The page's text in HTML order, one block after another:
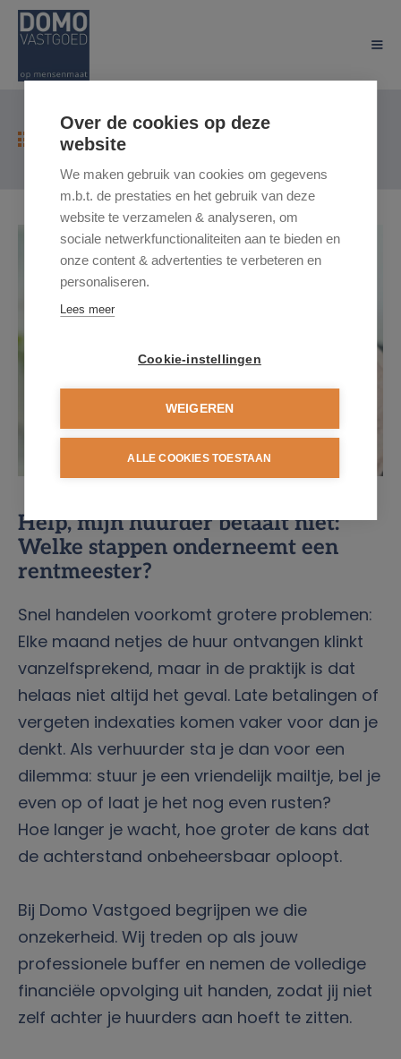
Terug naar overzicht
Help, mijn huurder betaalt niet:
Welke stappen onderneemt een
rentmeester?
Snel handelen voorkomt grotere problemen:
Elke maand netjes de huur ontvangen klinkt
vanzelfsprekend, maar in de praktijk is dat
helaas niet altijd het geval. Late betalingen of
vergeten indexaties komen vaker voor dan je
denkt. Als verhuurder sta je dan voor een
dilemma: stuur je een vriendelijk mailtje, bel je
even op of laat je het nog even rusten?
Hoe langer je wacht, hoe groter de kans dat
de achterstand onbeheersbaar oploopt.
Bij Domo Vastgoed begrijpen we die
onzekerheid. Wij treden op als jouw
professionele buffer en nemen de volledige
financiële opvolging uit handen, zodat jij niet
zelf achter je huurders aan hoeft te zitten.
Over de cookies op deze
website
We maken gebruik van cookies om gegevens
m.b.t. de prestaties en het gebruik van deze
website te verzamelen & analyseren, om
sociale netwerkfunctionaliteiten aan te bieden en
onze content & advertenties te verbeteren en
personaliseren.
Lees meer
Cookie-instellingen
WEIGEREN
ALLE COOKIES TOESTAAN